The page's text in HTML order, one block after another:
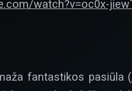
watch?v=oc0x-
fantastikos pasiūla